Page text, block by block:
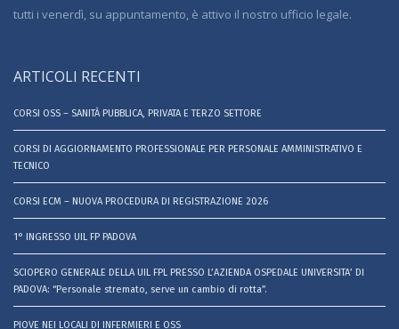
tutti i venerdì, su appuntamento, è attivo il nostro ufficio legale.
ARTICOLI RECENTI
CORSI OSS – SANITÀ PUBBLICA, PRIVATA E TERZO SETTORE
CORSI DI AGGIORNAMENTO PROFESSIONALE PER PERSONALE AMMINISTRATIVO E
TECNICO
CORSI ECM – NUOVA PROCEDURA DI REGISTRAZIONE 2026
1° INGRESSO UIL FP PADOVA
SCIOPERO GENERALE DELLA UIL FPL PRESSO L’AZIENDA OSPEDALE UNIVERSITA’ DI
PADOVA: “Personale stremato, serve un cambio di rotta”.
PIOVE NEI LOCALI DI INFERMIERI E OSS